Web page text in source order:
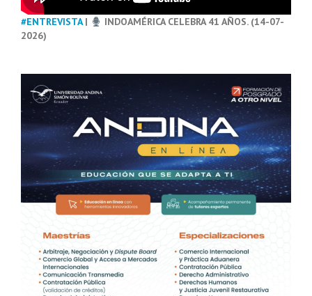
#ENTREVISTA|
INDOAMÉRICA CELEBRA 41 AÑOS. (14-07-
2026)